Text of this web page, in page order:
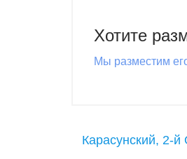
Хотите
Мы разместим
Карасунский, 2-